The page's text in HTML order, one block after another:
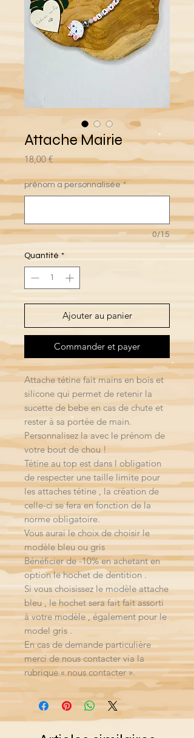
Attache Mairie
18,00 €Prix
prénom a personnalisée *
0/15
Quantité *
Ajouter au panier
Commander et payer
Attache tétine fait mains en bois et
silicone qui permet de retenir la
sucette de bebe en cas de chute et
rester à sa portée de main.
Personnalisez la avec le prénom de
votre bout de chou !
Tétine au top est dans l obligation
de respecter une taille limite pour
les attaches tétine , la création de
celle-ci se fera en fonction de la
norme obligatoire.
Vous aurai le choix de choisir le
modèle bleu ou gris
Bénéficier de -10% en achetant en
option le hochet de dentition .
Si vous choisissez le modèle attache
bleu , le hochet sera fait fait assorti
à votre modèle , également pour le
model gris .
En cas de demande particulière
merci de nous contacter via la
rubrique « nous contacter ».